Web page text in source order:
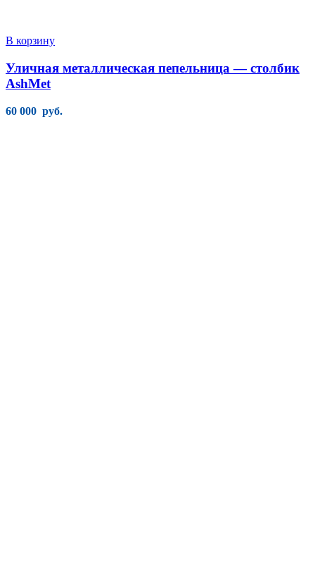
В корзину
Уличная металлическая пепельница — столбик
AshMet
60 000 руб.